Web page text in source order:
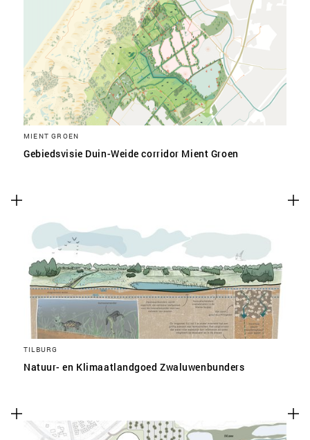
MIENT GROEN
Gebiedsvisie Duin-Weide corridor Mient Groen
TILBURG
Natuur- en Klimaatlandgoed Zwaluwenbunders